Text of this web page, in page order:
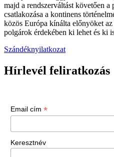
majd a rendszerváltást követően
csatlakozása a kontinens
közös Európa kínálta előnyöket
polgárok érdekében ki lehet és ki
Szándéknyilatkozat
Hírlevél feliratkozás
Email cím *
Keresztnév